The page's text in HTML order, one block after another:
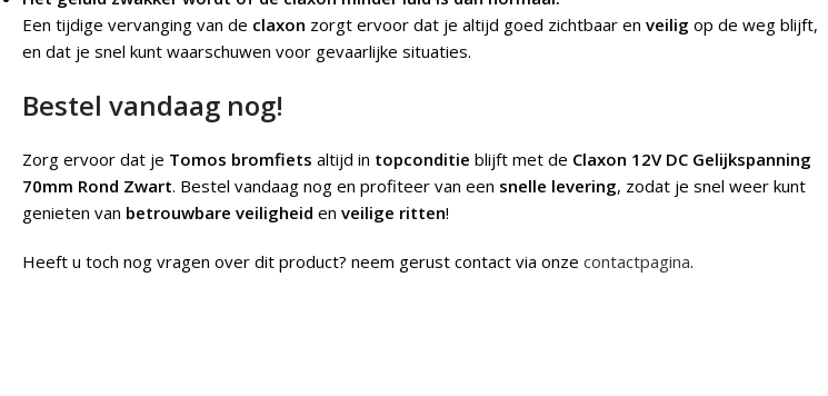
Een tijdige vervanging van de claxon zorgt ervoor dat je altijd goed zichtbaar en veilig op de weg blijft,
en dat je snel kunt waarschuwen voor gevaarlijke situaties.
Bestel vandaag nog!
Zorg ervoor dat je Tomos bromfiets altijd in topconditie blijft met de Claxon 12V DC Gelijkspanning
70mm Rond Zwart. Bestel vandaag nog en profiteer van een snelle levering, zodat je snel weer kunt
genieten van betrouwbare veiligheid en veilige ritten!
Heeft u toch nog vragen over dit product? neem gerust contact via onze contactpagina.